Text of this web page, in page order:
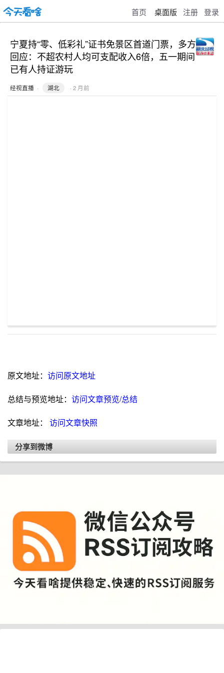
首页 桌面版 注册 登录
宁夏持“零、低彩礼”证书免景区首道门票，多方
回应：不超农村人均可支配收入6倍，五一期间
已有人持证游玩
经视直播 · 湖北 · 2 月前
原文地址： 访问原文地址
总结与预览地址： 访问文章预览/总结
文章地址： 访问文章快照
分享到微博